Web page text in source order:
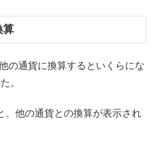
算
の通貨に換算するといくらにな
。
、他の通貨との換算が表示され